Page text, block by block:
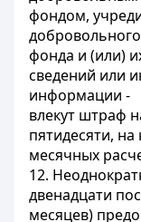
фондом,
фонда и (или)
сведений или
информации -
влекут штраф
пятидесяти,
месячных
12.
двенадцати
месяцев)